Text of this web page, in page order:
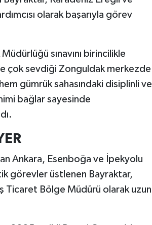
olarak başarıyla görev
sınavını birincilikle
çok sevdiği Zonguldak merkezde
gümrük sahasındaki disiplinli ve
bağlar sayesinde
Ankara, Esenboğa ve İpekyolu
görevler üstlenen Bayraktar,
Ticaret Bölge Müdürü olarak uzun